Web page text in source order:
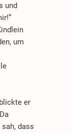
und
um
er
dass